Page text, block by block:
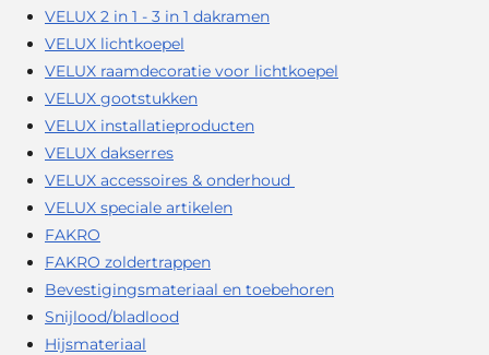
VELUX 2 in 1 - 3 in 1 dakramen
VELUX lichtkoepel
VELUX raamdecoratie voor lichtkoepel
VELUX gootstukken
VELUX installatieproducten
VELUX dakserres
VELUX accessoires & onderhoud
VELUX speciale artikelen
FAKRO
FAKRO zoldertrappen
Bevestigingsmateriaal en toebehoren
Snijlood/bladlood
Hijsmateriaal